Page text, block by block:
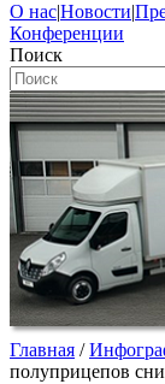
О нас|Новости|
Конференции
Поиск
Главная /
полуприцепов